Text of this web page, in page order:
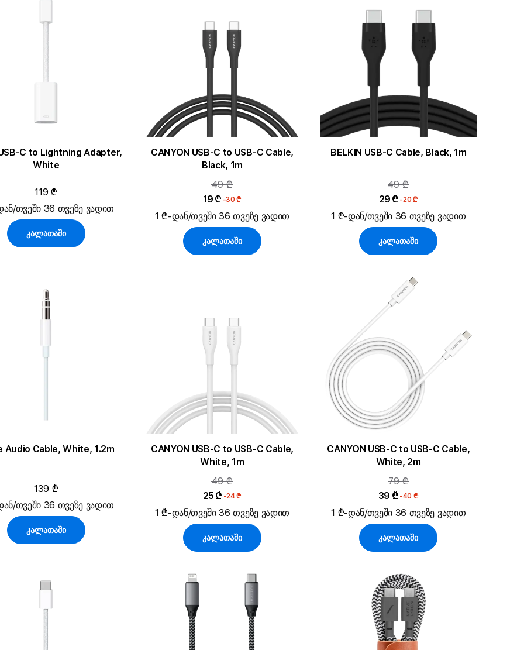
C to Lightning Adapter,
White
119 ₾
თვეში 36 თვეზე ვადით
კალათაში
CANYON USB-C to USB-C Cable,
Black, 1m
49 ₾
19 ₾ -30 ₾
1 ₾-დან/თვეში 36 თვეზე ვადით
კალათაში
BELKIN USB-C Cable, Black, 1m
49 ₾
29 ₾ -20 ₾
1 ₾-დან/თვეში 36 თვეზე ვადით
კალათაში
Audio Cable, White, 1.2m
139 ₾
თვეში 36 თვეზე ვადით
კალათაში
CANYON USB-C to USB-C Cable,
White, 1m
49 ₾
25 ₾ -24 ₾
1 ₾-დან/თვეში 36 თვეზე ვადით
კალათაში
CANYON USB-C to USB-C Cable,
White, 2m
79 ₾
39 ₾ -40 ₾
1 ₾-დან/თვეში 36 თვეზე ვადით
კალათაში